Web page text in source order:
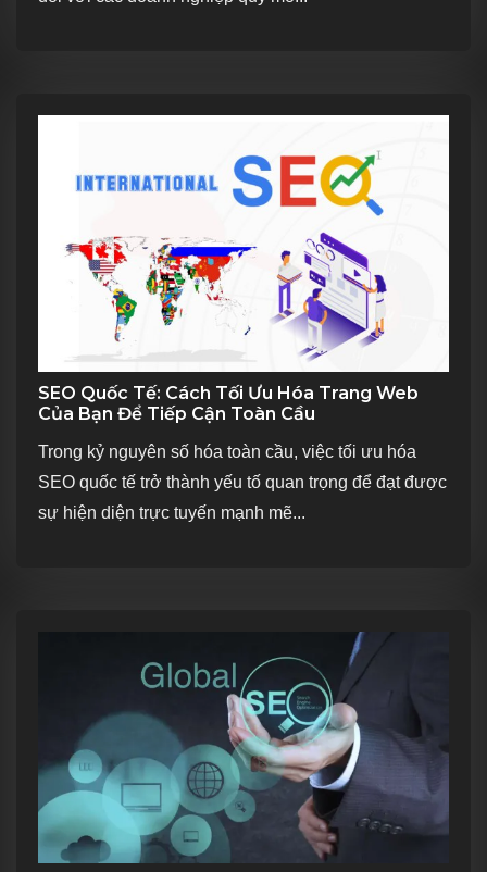
SEO Quốc Tế: Cách Tối Ưu Hóa Trang Web
Của Bạn Để Tiếp Cận Toàn Cầu
Trong kỷ nguyên số hóa toàn cầu, việc tối ưu hóa
SEO quốc tế trở thành yếu tố quan trọng để đạt được
sự hiện diện trực tuyến mạnh mẽ...